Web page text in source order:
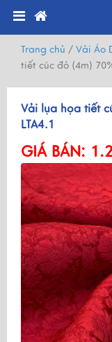
Trang chủ / Vải Áo
tiết cúc đỏ (4m)
Vải lụa họa tiết
LTA4.1
GIÁ BÁN: